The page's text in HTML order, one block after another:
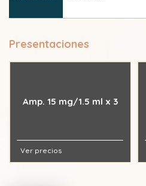
Presentaciones
Amp. 15 mg/1.5 ml x 3
Ver precios